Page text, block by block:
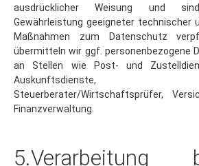
Gewährleistung geeigneter technischer
Maßnahmen zum Datenschutz
übermitteln wir ggf. personenbezogene
an Stellen wie Post- und
Auskunftsdienste,
Steuerberater/Wirtschaftsprüfer,
Finanzverwaltung.